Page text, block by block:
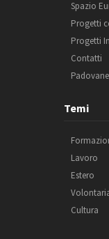
Spazio
Progetti
Progetti
Contatti
Temi
Lavoro
Estero
Cultura